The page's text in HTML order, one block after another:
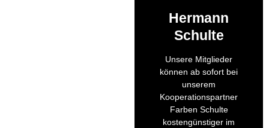
Hermann
Schulte
Unsere Mitglieder
können ab sofort bei
unserem
Kooperationspartner
Farben Schulte
kostengünstiger im